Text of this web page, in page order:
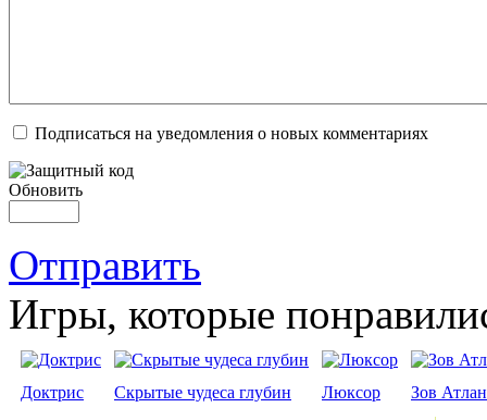
Подписаться на уведомления о новых комментариях
Обновить
Отправить
Игры, которые
Доктрис Скрытые чудеса глубин Люксор
Зов